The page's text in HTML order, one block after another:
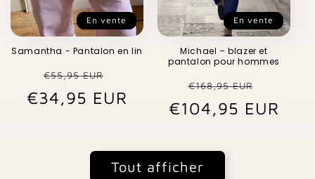
En vente
Samantha - Pantalon en lin
Prix
habituel
€55,95 EUR
promotionnel
€34,95 EUR
En vente
Michael – blazer et
pantalon pour hommes
Prix
habituel
€168,95 EUR
€104,95 EUR
Tout afficher